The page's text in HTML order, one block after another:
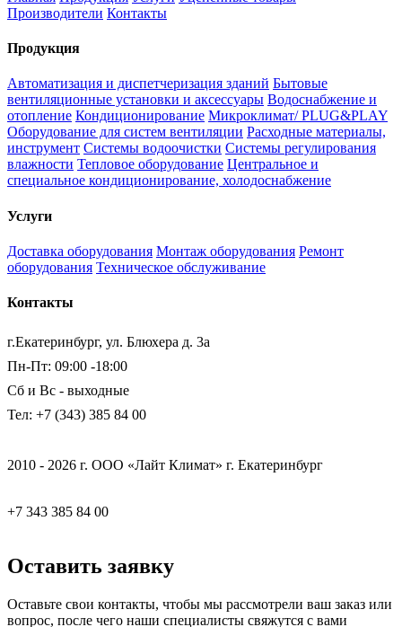
Производители Контакты
Продукция
Автоматизация и диспетчеризация зданий Бытовые
вентиляционные установки и аксессуары Водоснабжение и
отопление Кондиционирование Микроклимат/ PLUG&PLAY
Оборудование для систем вентиляции Расходные материалы,
инструмент Системы водоочистки Системы регулирования
влажности Тепловое оборудование Центральное и
специальное кондиционирование, холодоснабжение
Услуги
Доставка оборудования Монтаж оборудования Ремонт
оборудования Техническое обслуживание
Контакты
г.Екатеринбург, ул. Блюхера д. 3а
Пн-Пт: 09:00 -18:00
Сб и Вс - выходные
Тел: +7 (343) 385 84 00
2010 - 2026 г. ООО «Лайт Климат» г. Екатеринбург
+7 343 385 84 00
Оставить заявку
Оставьте свои контакты, чтобы мы рассмотрели ваш заказ или
вопрос, после чего наши специалисты свяжутся с вами